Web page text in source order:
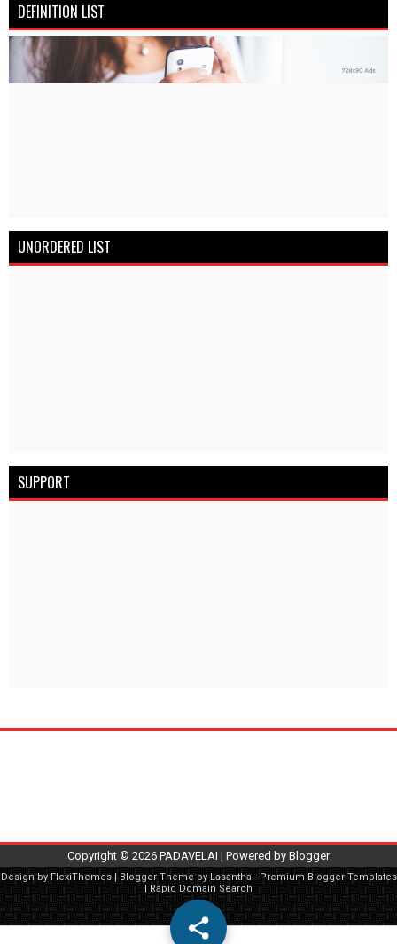
DEFINITION LIST
UNORDERED LIST
SUPPORT
Copyright © 2026 PADAVELAI | Powered by Blogger
Design byFlexiThemes| Blogger Theme byLasantha -Premium Blogger Templates
| Rapid Domain Search